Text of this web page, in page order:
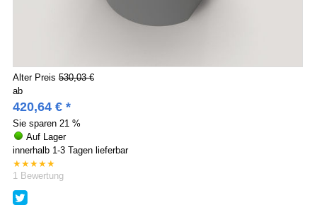
Alter Preis 530,03 €
ab
420,64 €*
Sie sparen 21 %
Auf Lager
innerhalb 1-3 Tagen lieferbar
★ ★ ★ ★ ★
1
Bewertung